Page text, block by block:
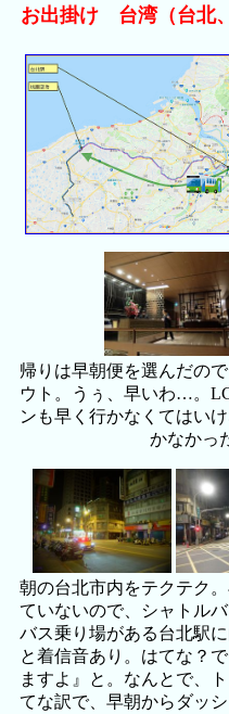
お出掛け 台湾（台北
帰りは早朝便を選んだの
ウト。うぅ、早いわ…。
ンも早く行かなくてはい
かなかっ
朝の台北市内をテクテク
ていないので、シャトル
バス乗り場がある台北駅
と着信音あり。はてな？
ますよ』と。なんとで、
てな訳で、早朝からダッ